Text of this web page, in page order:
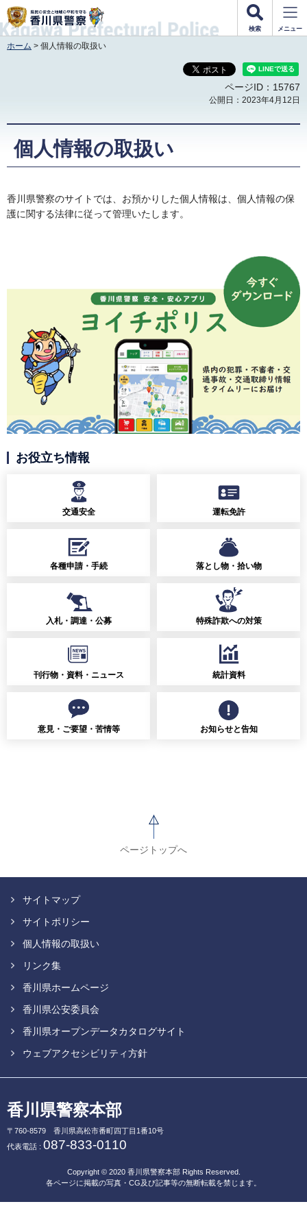
香川県警察
検索 メニュー
ホーム > 個人情報の取扱い
ページID：15767
公開日：2023年4月12日
個人情報の取扱い
香川県警察のサイトでは、お預かりした個人情報は、個人情報の保
護に関する法律に従って管理いたします。
お役立ち情報
交通安全 運転免許
各種申請・手続 落とし物・拾い物
入札・調達・公募 特殊詐欺への対策
刊行物・資料・ニュース 統計資料
意見・ご要望・苦情等 お知らせと告知
ページトップへ
サイトマップ
サイトポリシー
個人情報の取扱い
リンク集
香川県ホームページ
香川県公安委員会
香川県オープンデータカタログサイト
ウェブアクセシビリティ方針
香川県警察本部
〒760-8579
香川県高松市番町四丁目1番10号
代表電話 : 087-833-0110
Copyright © 2020 香川県警察本部Rights Reserved.
各ページに掲載の写真・CG及び記事等の無断転載を禁じます。